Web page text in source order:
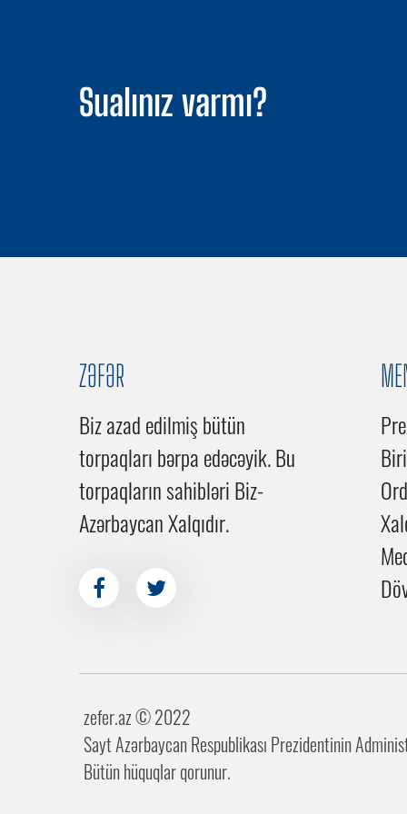
Sualınız varmı?
ZƏFƏR
Biz azad edilmiş bütün
torpaqları bərpa edəcəyik. Bu
torpaqların sahibləri Biz-
Azərbaycan Xalqıdır.
zefer.az ©️ 2022
Sayt Azərbaycan Respublikası Prezidentinin
Bütün hüquqlar qorunur.